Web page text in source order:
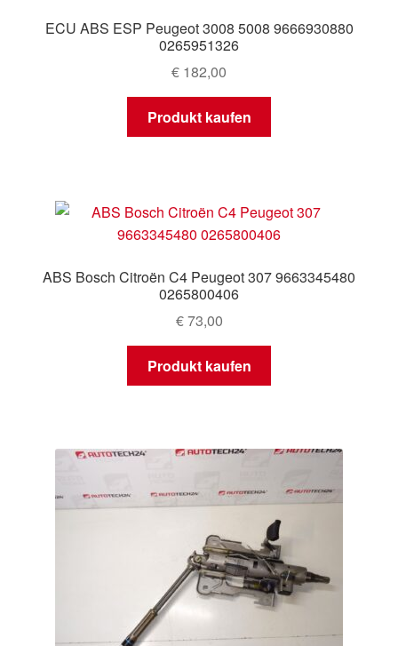
ECU ABS ESP Peugeot 3008 5008 9666930880
0265951326
€ 182,00
Produkt kaufen
ABS Bosch Citroën C4 Peugeot 307 9663345480
0265800406
€73,00
Produkt kaufen